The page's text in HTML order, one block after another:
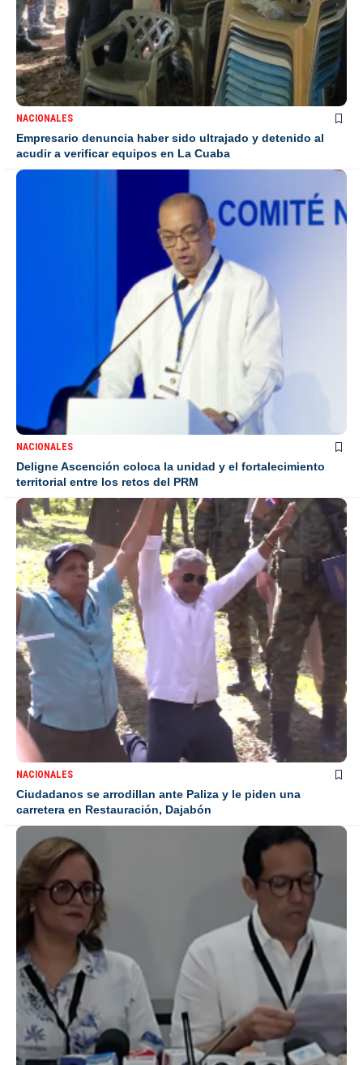
NACIONALES
Empresario denuncia haber sido ultrajado y detenido al
acudir a verificar equipos en La Cuaba
NACIONALES
Deligne Ascención coloca la unidad y el fortalecimiento
territorial entre los retos del PRM
NACIONALES
Ciudadanos se arrodillan ante Paliza y le piden una
carretera en Restauración, Dajabón